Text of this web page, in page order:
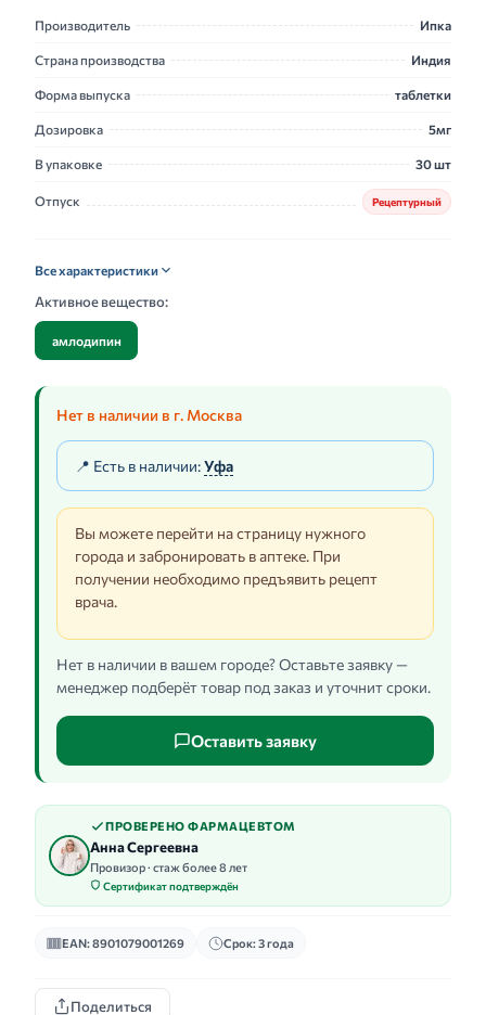
Производитель Ипка
Страна производства Индия
Форма выпуска таблетки
Дозировка 5мг
В упаковке 30 шт
Отпуск Рецептурный
Все характеристики
Активное вещество:
амлодипин
Нет в наличии в г. Москва
📍 Есть в наличии:Уфа
Вы можете перейти на страницу нужного
города и забронировать в аптеке. При
получении необходимо предъявить рецепт
врача.
Нет в наличии в вашем городе? Оставьте заявку —
менеджер подберёт товар под заказ и уточнит сроки.
Оставить заявку
ПРОВЕРЕНО ФАРМАЦЕВТОМ
Анна Сергеевна
Провизор · стаж более 8 лет
Сертификат подтверждён
EAN: 8901079001269 Срок: 3 года
Поделиться